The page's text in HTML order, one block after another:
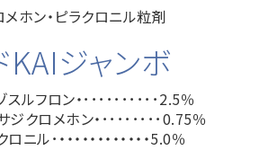
ホン・ピラクロニル粒剤
KAIジャンボ
スルフロン・･･････････2.5％
ジクロメホン・････････0.75％
ニル･・・・・・・・・・・・・5.0％